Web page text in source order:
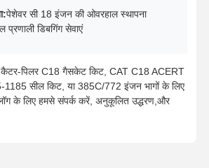
पेशेवर सी 18 इंजन की ओवरहाल स्थापना
प्रणाली डिबगिंग सेवाएं
कैटर-पिलर C18 गैसकेट किट, CAT C18 ACERT
सील किट, या 385C/772 इंजन भागों के लिए
के लिए हमसे संपर्क करें, अनुकूलित उद्धरण,और